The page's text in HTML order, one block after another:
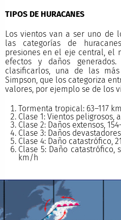
TIPOS DE HURACANES
Los vientos van a ser uno de
las categorías de
presiones en el eje central, el
efectos y daños
clasificarlos, una de las
Simpson, que los categoriza
valores, por ejemplo se de los
Tormenta tropical: 63–117
Clase 1: Vientos peligrosos,
Clase 2: Daños extensos,
Clase 3: Daños
Clase 4: Daño catastrófico,
Clase 5: Daño catastrófico,
km/h